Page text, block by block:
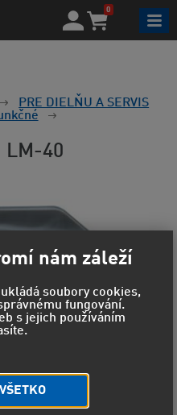
0
PRE DIELŇU A SERVIS
LM-40
nám záleží
soubory cookies,
fungování.
s jejich používáním